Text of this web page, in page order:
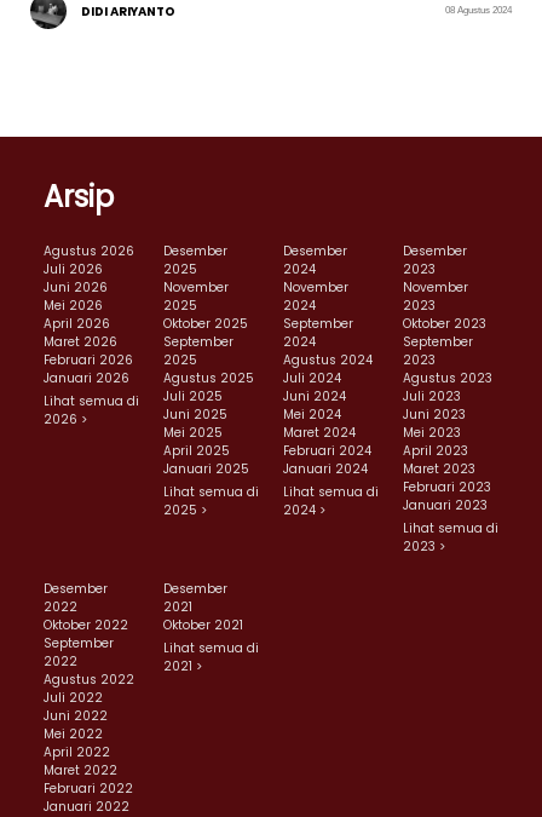
DIDI ARIYANTO 08 Agustus 2024
Arsip
Agustus 2026
Juli 2026
Juni 2026
Mei 2026
April 2026
Maret 2026
Februari 2026
Januari 2026
Lihat semua di
2026 >
Desember
2025
November
2025
Oktober 2025
September
2025
Agustus 2025
Juli 2025
Juni 2025
Mei 2025
April 2025
Januari 2025
Lihat semua di
2025 >
Desember
2024
November
2024
September
2024
Agustus 2024
Juli 2024
Juni 2024
Mei 2024
Maret 2024
Februari 2024
Januari 2024
Lihat semua di
2024 >
Desember
2023
November
2023
Oktober 2023
September
2023
Agustus 2023
Juli 2023
Juni 2023
Mei 2023
April 2023
Maret 2023
Februari 2023
Januari 2023
Lihat semua di
2023 >
Desember
2022
Oktober 2022
September
2022
Agustus 2022
Juli 2022
Juni 2022
Mei 2022
April 2022
Maret 2022
Februari 2022
Januari 2022
Desember
2021
Oktober 2021
Lihat semua di
2021 >